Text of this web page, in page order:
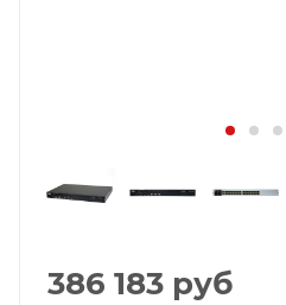
386 183 руб